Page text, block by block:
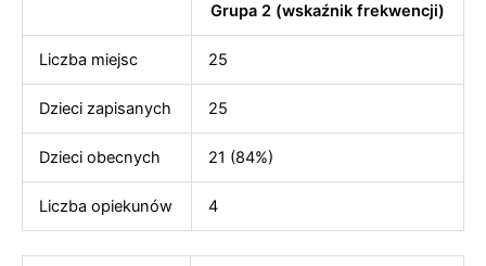
Grupa 2 (wskaźnik frekwencji)
Liczba miejsc 25
Dzieci zapisanych 25
Dzieci obecnych 21 (84%)
Liczba opiekunów 4